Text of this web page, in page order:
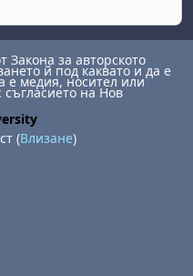
за авторското
й под каквато и да е
е медия, носител или
на Нов
(Влизане)